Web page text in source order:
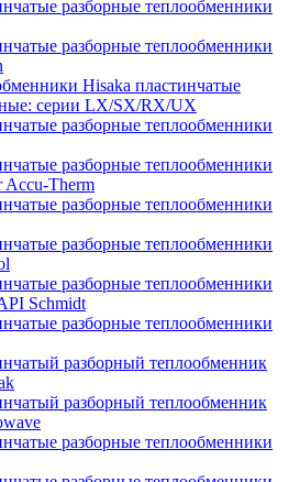
разборные теплообменники
разборные теплообменники
Hisaka пластинчатые
серии LX/SX/RX/UX
разборные теплообменники
разборные теплообменники
Accu-Therm
разборные теплообменники
разборные теплообменники
разборные теплообменники
Schmidt
разборные теплообменники
разборный теплообменник
разборный теплообменник
разборные теплообменники